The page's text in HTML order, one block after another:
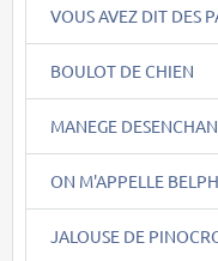
VOUS AVEZ DIT DES
BOULOT DE CHIEN
MANEGE
ON M'APPELLE
JALOUSE DE